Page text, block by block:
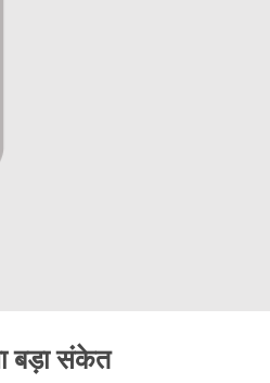
बड़ा संकेत